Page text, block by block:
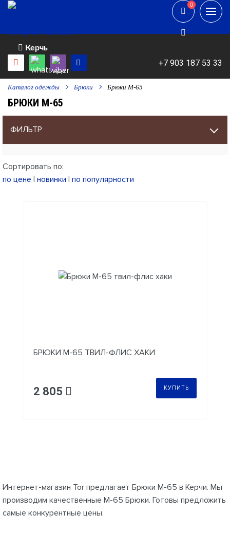
Керчь
+7 903 187 53 33
0
0
Каталог одежды Брюки Брюки М-65
БРЮКИ М-65
ФИЛЬТР
Сортировать по:
по цене | новинки | по популярности
БРЮКИ М-65 ТВИЛ-ФЛИС ХАКИ
2 805 КУПИТЬ
Интернет-магазин Tor предлагает Брюки М-65 в Керчи. Мы
производим качественные М-65 Брюки. Готовы предложить
самые конкурентные цены.